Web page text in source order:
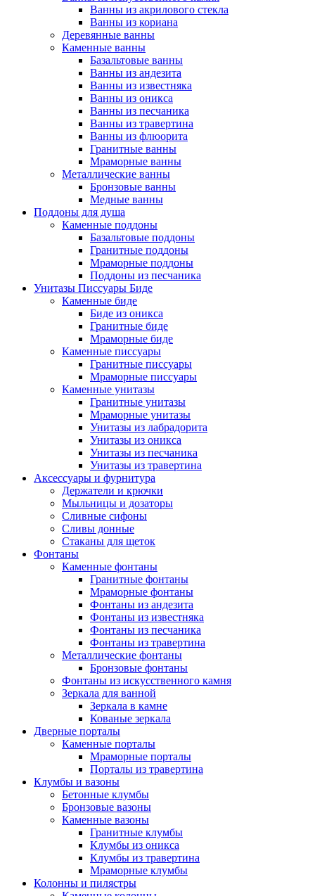
Ванны из акрилового стекла
Ванны из кориана
Деревянные ванны
Каменные ванны
Базальтовые ванны
Ванны из андезита
Ванны из известняка
Ванны из оникса
Ванны из песчаника
Ванны из травертина
Ванны из флюорита
Гранитные ванны
Мраморные ванны
Металлические ванны
Бронзовые ванны
Медные ванны
Поддоны для душа
Каменные поддоны
Базальтовые поддоны
Гранитные поддоны
Мраморные поддоны
Поддоны из песчаника
Унитазы Писсуары Биде
Каменные биде
Биде из оникса
Гранитные биде
Мраморные биде
Каменные писсуары
Гранитные писсуары
Мраморные писсуары
Каменные унитазы
Гранитные унитазы
Мраморные унитазы
Унитазы из лабрадорита
Унитазы из оникса
Унитазы из песчаника
Унитазы из травертина
Аксессуары и фурнитура
Держатели и крючки
Мыльницы и дозаторы
Сливные сифоны
Сливы донные
Стаканы для щеток
Фонтаны
Каменные фонтаны
Гранитные фонтаны
Мраморные фонтаны
Фонтаны из андезита
Фонтаны из известняка
Фонтаны из песчаника
Фонтаны из травертина
Металлические фонтаны
Бронзовые фонтаны
Фонтаны из искусственного камня
Зеркала для ванной
Зеркала в камне
Кованые зеркала
Дверные порталы
Каменные порталы
Мраморные порталы
Порталы из травертина
Клумбы и вазоны
Бетонные клумбы
Бронзовые вазоны
Каменные вазоны
Гранитные клумбы
Клумбы из оникса
Клумбы из травертина
Мраморные клумбы
Колонны и пилястры